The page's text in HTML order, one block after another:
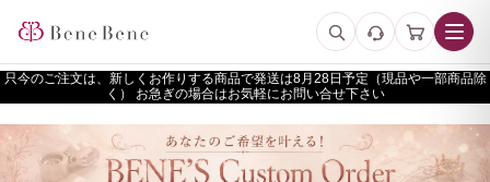
只今のご注文は、新しくお作りする商品で発送は
予定（現品や一部商品除
く） お急ぎの場合はお気軽にお問い合せ下さい